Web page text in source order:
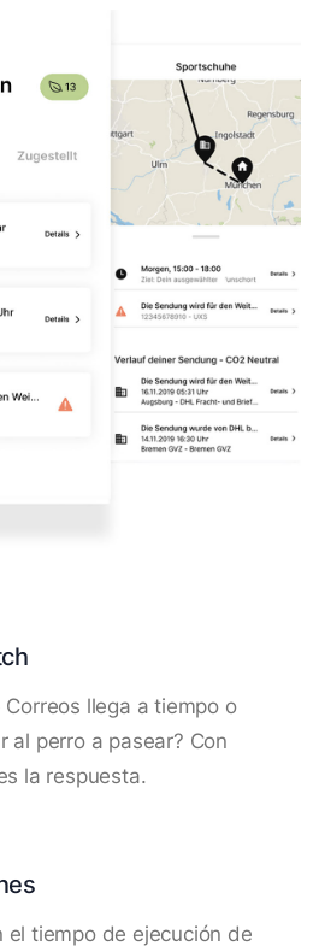
Correos llega a tiempo o
al perro a pasear? Con
la respuesta.
el tiempo de ejecución de